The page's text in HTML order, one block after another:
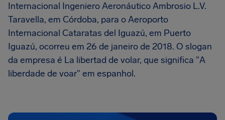
Internacional Ingeniero Aeronáutico Ambrosio L.V.
Taravella, em Córdoba, para o Aeroporto
Internacional Cataratas del Iguazú, em Puerto
Iguazú, ocorreu em 26 de janeiro de 2018. O slogan
da empresa é La libertad de volar, que significa "A
liberdade de voar" em espanhol.